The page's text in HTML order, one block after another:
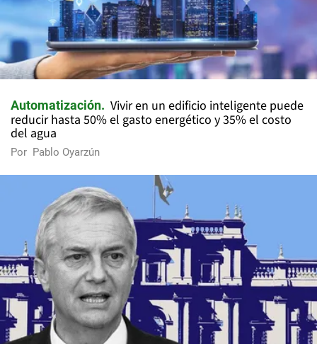
Automatización
Vivir en un edificio inteligente puede
reducir hasta 50% el gasto energético y 35% el costo
del agua
Por Pablo Oyarzún